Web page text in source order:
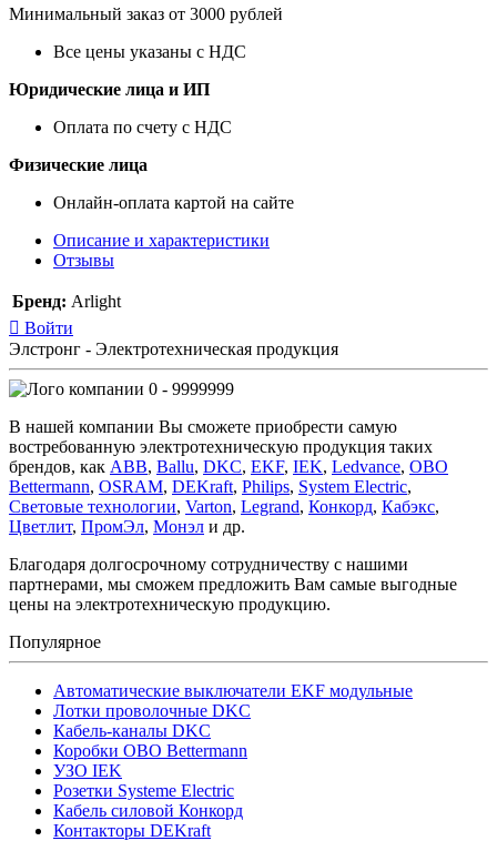
Минимальный заказ от 3000 рублей
Все цены указаны с НДС
Юридические лица и ИП
Оплата по счету с НДС
Физические лица
Онлайн-оплата картой на сайте
Описание и характеристики
Отзывы
Бренд: Arlight
Войти
Элстронг - Электротехническая продукция
0 - 9999999
В нашей компании Вы сможете приобрести самую
востребованную электротехническую продукция таких
брендов, как ABB, Ballu, DKC, EKF, IEK, Ledvance, OBO
Bettermann, OSRAM, DEKraft, Philips, System Electric,
Световые технологии, Varton, Legrand, Конкорд, Кабэкс,
Цветлит, ПромЭл, Монэл и др.
Благодаря долгосрочному сотрудничеству с нашими
партнерами, мы сможем предложить Вам самые выгодные
цены на электротехническую продукцию.
Популярное
Автоматические выключатели EKF модульные
Лотки проволочные DKC
Кабель-каналы DKC
Коробки OBO Bettermann
УЗО IEK
Розетки Systeme Electric
Кабель силовой Конкорд
Контакторы DEKraft